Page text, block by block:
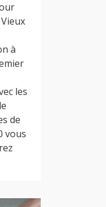
à
les
de
vous